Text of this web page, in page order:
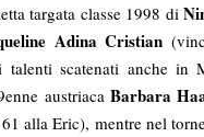
targata classe 1998 di
Adina Cristian
talenti scatenati anche in
austriaca Barbara
alla Eric), mentre nel